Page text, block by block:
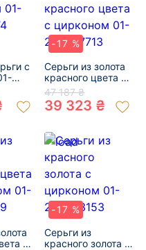
с
-17 %
Серьги из золота
красного цвета с
цирконом 01-
200507713
47 187 ₴
39 323 ₴
с
-17 %
Серьги из
красного золота с